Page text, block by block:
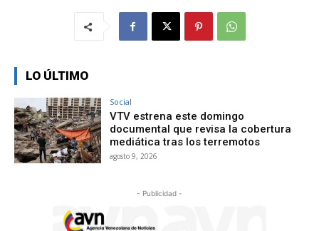
LO ÚLTIMO
Social
VTV estrena este domingo
documental que revisa la cobertura
mediática tras los terremotos
agosto 9, 2026
- Publicidad -